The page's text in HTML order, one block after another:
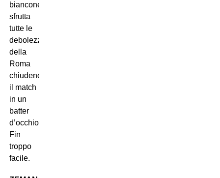
bianconero
sfrutta
tutte le
debolezze
della
Roma
chiudendo
il match
in un
batter
d’occhio.
Fin
troppo
facile.